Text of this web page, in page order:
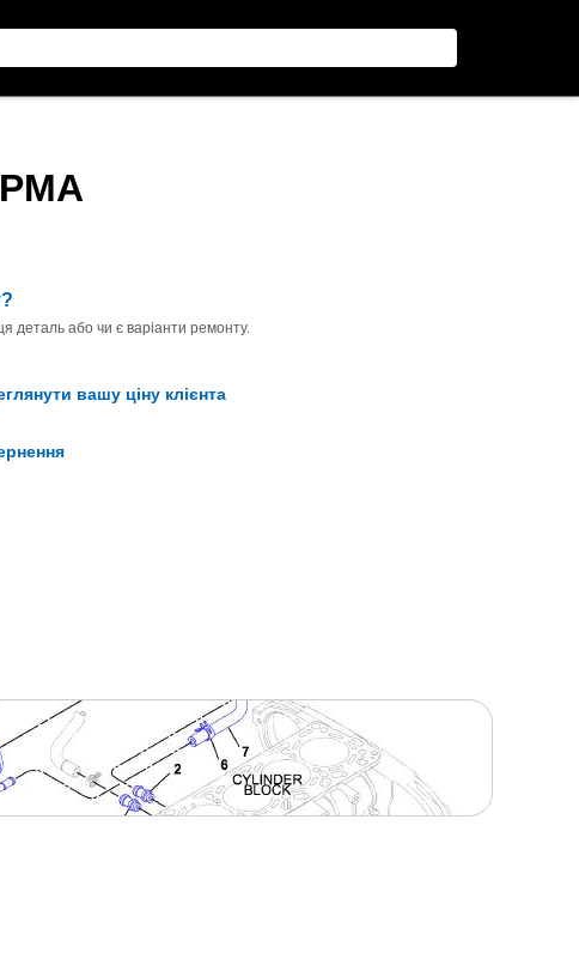
деталь або чи є варіанти ремонту.
вашу ціну клієнта